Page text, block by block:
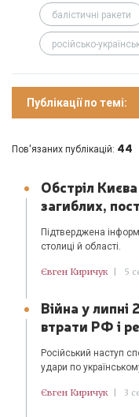
балістичні ракети
російсько-
Публікації по темі:
Пов'язаних публікацій: 44
Обстріл
загиблих,
Підтверджена
столиці й області.
Євген Киричук | 5
Війна у липні
втрати РФ і
Російський наступ
удари по
Євген Киричук | 3